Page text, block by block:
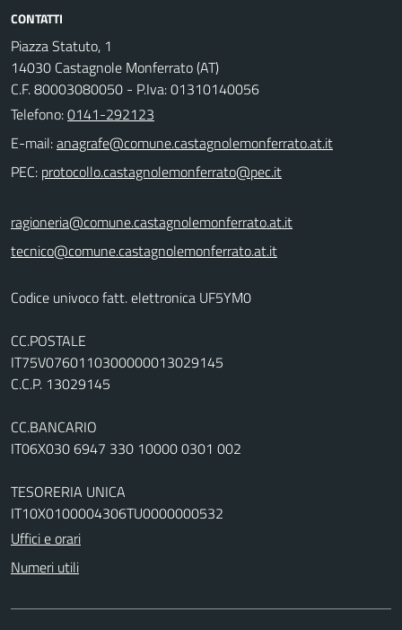
CONTATTI
Piazza Statuto, 1
14030 Castagnole Monferrato (AT)
C.F. 80003080050 - P.Iva: 01310140056
Telefono:0141-292123
E-mail:
PEC:
ragioneria@comune.castagnolemonferrato.at.it
tecnico@comune.castagnolemonferrato.at.it
Codice univoco fatt. elettronica UF5YM0
CC.POSTALE
IT75V0760110300000013029145
C.C.P. 13029145
CC.BANCARIO
IT06X030 6947 330 10000 0301 002
TESORERIA UNICA
IT10X0100004306TU0000000532
Uffici e orari
Numeri utili